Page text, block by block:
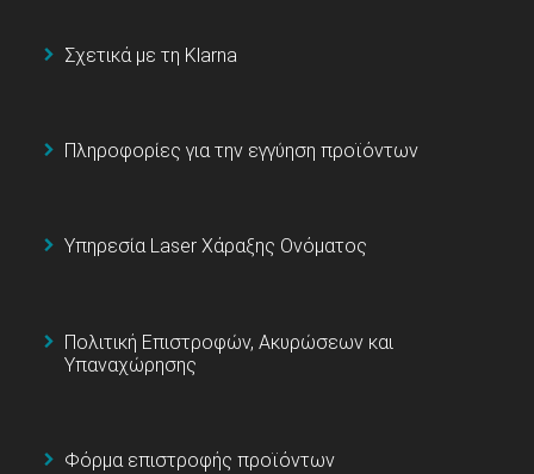
Σχετικά με τη Klarna
Πληροφορίες για την εγγύηση προϊόντων
Υπηρεσία Laser Χάραξης Ονόματος
Πολιτική Επιστροφών, Ακυρώσεων και
Υπαναχώρησης
Φόρμα επιστροφής προϊόντων